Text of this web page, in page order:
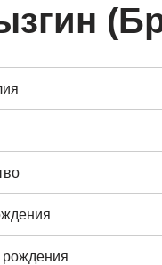
рождения